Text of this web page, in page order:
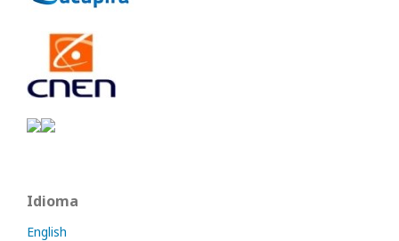
Idioma
English